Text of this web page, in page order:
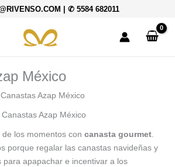
| ✆ 5584 682011
México
Canastas Azap México
Canastas Azap México
los momentos con canasta gourmet.
porque regalar las canastas navideñas y
para apapachar e incentivar a los